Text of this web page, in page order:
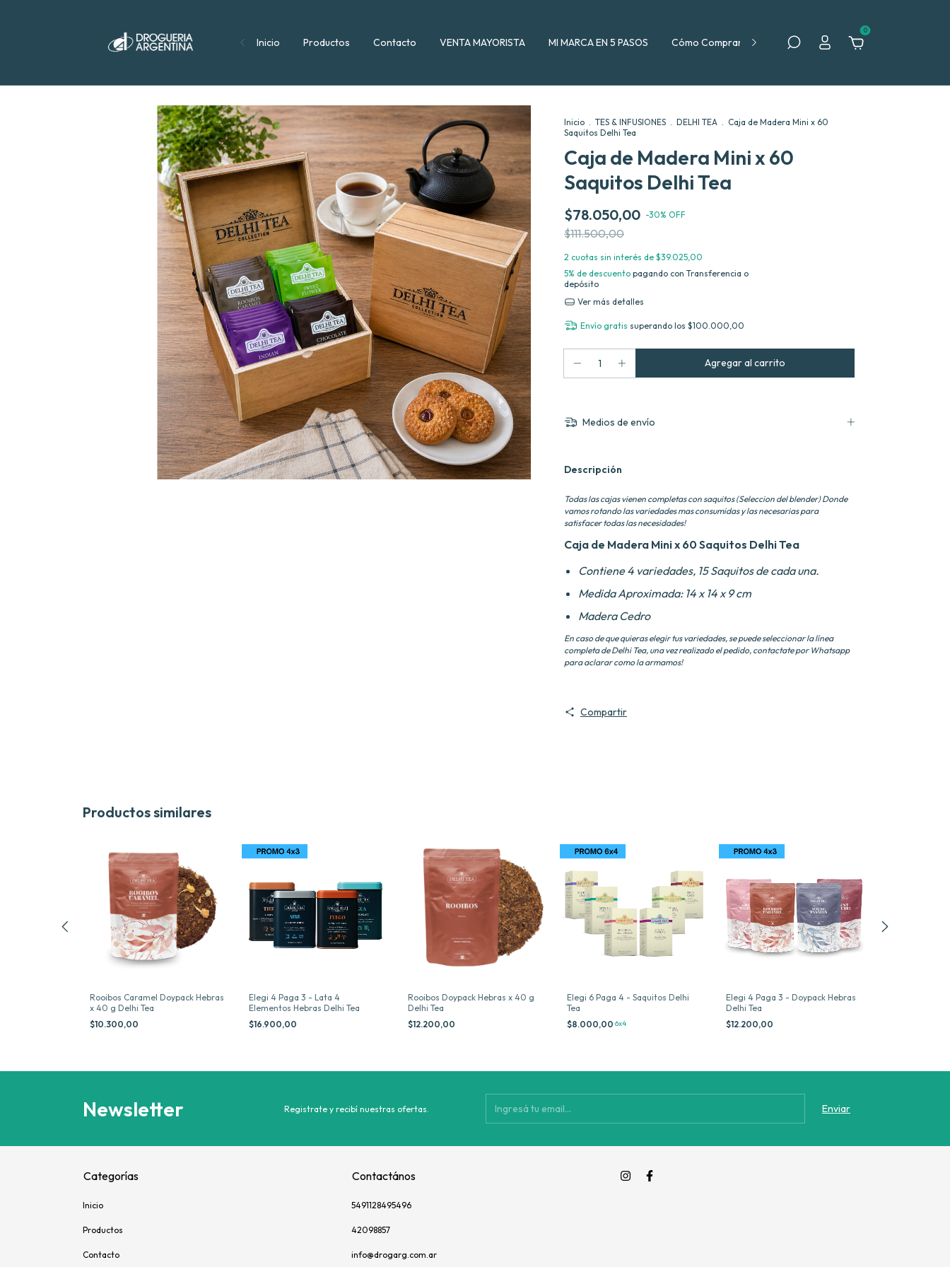
Inicio Productos Contacto VENTA MAYORISTA MI MARCA EN 5 PASOS Cómo Comprar Política de Devolución
0
Inicio . TES & INFUSIONES . DELHI TEA . Caja de Madera Mini x 60
Saquitos Delhi Tea
Caja de Madera Mini x 60
Saquitos Delhi Tea
$78.050,00 -30% OFF
$111.500,00
2 cuotas sin interés de $39.025,00
5% de descuento pagando con Transferencia o
depósito
Ver más detalles
Envío gratis superando los $100.000,00
Medios de envío
Descripción
Todas las cajas vienen completas con saquitos (Seleccion del blender) Donde
vamos rotando las variedades mas consumidas y las necesarias para
satisfacer todas las necesidades!
Caja de Madera Mini x 60 Saquitos Delhi Tea
Contiene 4 variedades, 15 Saquitos de cada una.
Medida Aproximada: 14 x 14 x 9 cm
Madera Cedro
En caso de que quieras elegir tus variedades, se puede seleccionar la línea
completa de Delhi Tea, una vez realizado el pedido, contactate por Whatsapp
para aclarar como la armamos!
Compartir
Productos similares
Rooibos Caramel Doypack Hebras
x 40 g Delhi Tea
$10.300,00
Elegi 4 Paga 3 - Lata 4
Elementos Hebras Delhi Tea
$16.900,00
Rooibos Doypack Hebras x 40 g
Delhi Tea
$12.200,00
Elegi 6 Paga 4 - Saquitos Delhi
Tea
$8.000,00 6x4
Elegi 4 Paga 3 - Doypack Hebras
Delhi Tea
$12.200,00
Newsletter Registrate y recibí nuestras ofertas.
Categorías
Inicio
Productos
Contacto
Contactános
5491128495496
42098857
info@drogarg.com.ar